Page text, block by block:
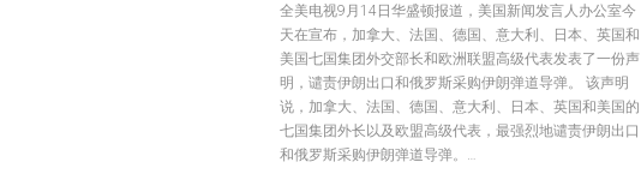
全美电视9月14日华盛顿报道，美国新闻发言人办公室今
天在宣布，加拿大、法国、德国、意大利、日本、英国和
美国七国集团外交部长和欧洲联盟高级代表发表了一份声
明，谴责伊朗出口和俄罗斯采购伊朗弹道导弹。 该声明
说，加拿大、法国、德国、意大利、日本、英国和美国的
七国集团外长以及欧盟高级代表，最强烈地谴责伊朗出口
和俄罗斯采购伊朗弹道导弹。…